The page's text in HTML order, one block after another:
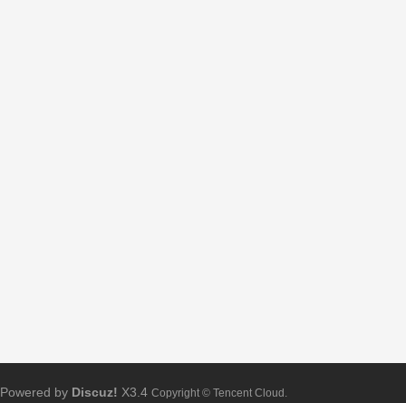
Powered by Discuz! X3.4 Copyright © Tencent Cloud.